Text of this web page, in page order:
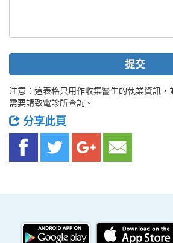
提交
注意：這表格只用作收集醫生的執業資訊
需要請致電診所查詢。
分享此頁